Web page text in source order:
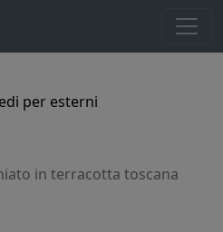
per esterni
in terracotta toscana